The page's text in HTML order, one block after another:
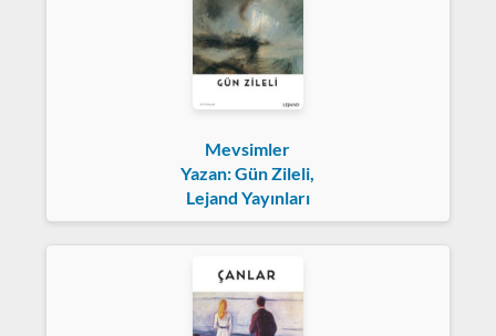
Mevsimler
Yazan: Gün Zileli,
Lejand Yayınları